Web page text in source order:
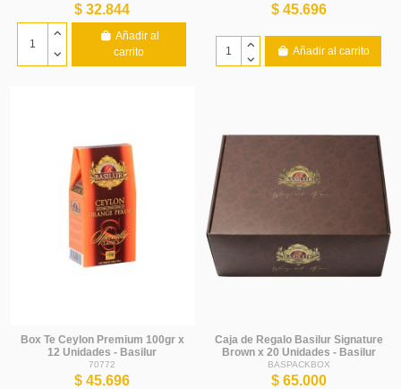
$ 32.844
Añadir al
carrito
$ 45.696
Añadir al carrito
Box Te Ceylon Premium 100gr x
12 Unidades - Basilur
70772
$ 45.696
Caja de Regalo Basilur Signature
Brown x 20 Unidades - Basilur
BASPACKBOX
$ 65.000